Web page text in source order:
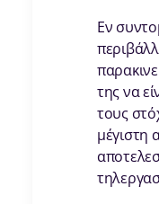
Εν
της να
τους
μέγιστη